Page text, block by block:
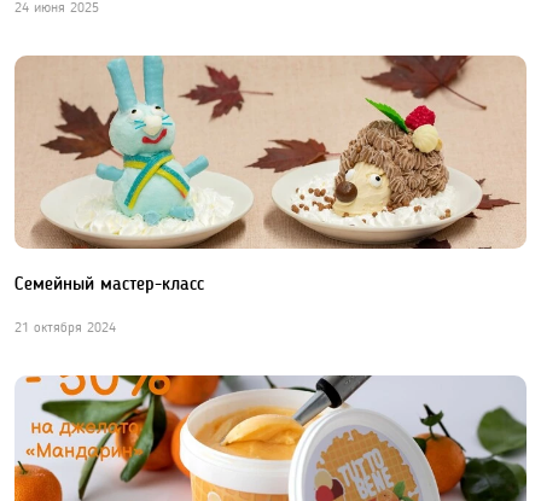
24 июня 2025
Семейный мастер-класс
21 октября 2024